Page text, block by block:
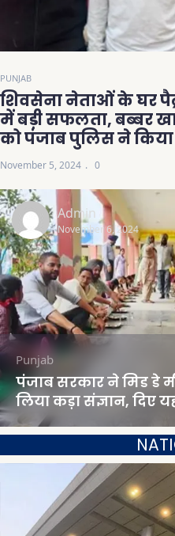
PUNJAB
शिवसेना नेताओं के घर
में बड़ी सफलता, बब्बर
को पंजाब पुलिस ने किया
November 5, 2024 0
Admin
November 6, 2024
Punjab
पंजाब सरकार ने मिड डे
लिया कड़ा संज्ञान, दिए